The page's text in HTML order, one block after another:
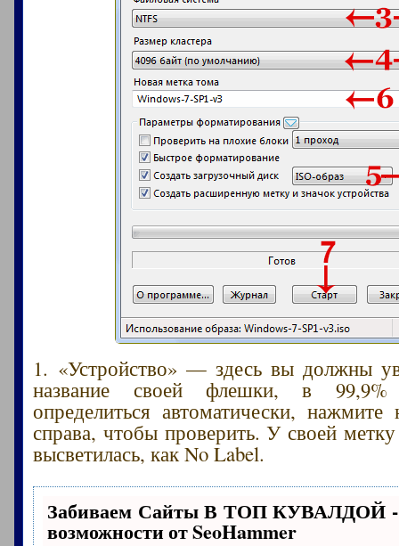
1. «Устройство» — здесь вы должны
название своей флешки, в 99,9%
определиться автоматически, нажмите
справа, чтобы проверить. У своей
высветилась, как No Label.
Забиваем Сайты В ТОП КУВАЛДОЙ -
возможности от SeoHammer